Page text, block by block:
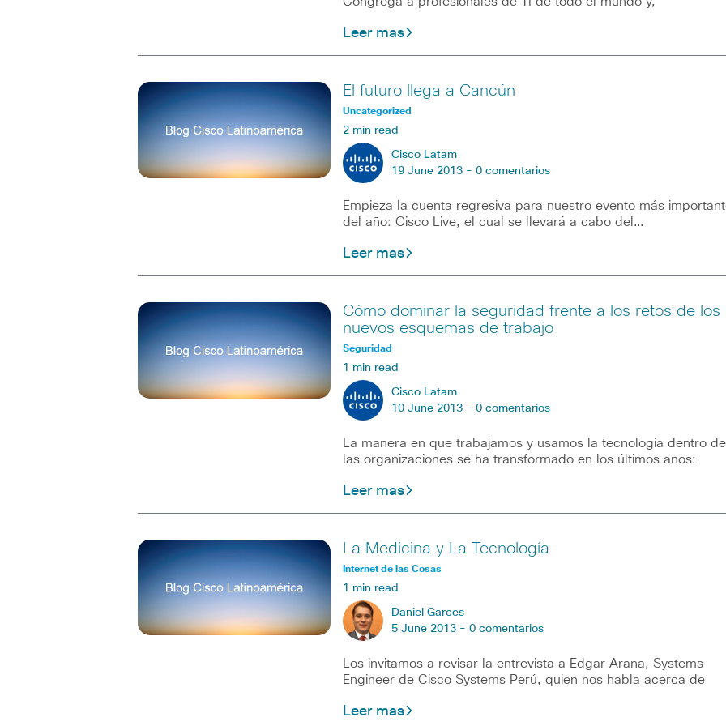
Leer mas
El futuro llega a Cancún
Uncategorized
2 min read
Cisco Latam
19 June 2013 - 0 comentarios
Empieza la cuenta regresiva para nuestro evento más
del año: Cisco Live, el cual se llevará a cabo del…
Leer mas
Cómo dominar la seguridad frente a los retos de los
nuevos esquemas de trabajo
Seguridad
1 min read
Cisco Latam
10 June 2013 - 0 comentarios
La manera en que trabajamos y usamos la tecnología dentro de
las organizaciones se ha transformado en los últimos años:
Leer mas
La Medicina y La Tecnología
Internet de las Cosas
1 min read
Daniel Garces
5 June 2013 - 0 comentarios
Los invitamos a revisar la entrevista a Edgar Arana, Systems
Engineer de Cisco Systems Perú, quien nos habla acerca de
Leer mas